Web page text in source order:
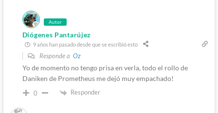
Autor
Diógenes Pantarújez
9 años han pasado desde que se escribió esto
Responde a Oz
Yo de momento no tengo prisa en verla, todo el rollo de
Daniken de Prometheus me dejó muy empachado!
0 Responder